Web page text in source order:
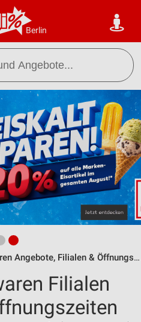
Berlin
Angebote, Filialen & Öffnungszeiten
Filialen